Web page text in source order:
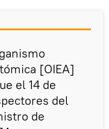
[OIEA]
el 14 de
del
de